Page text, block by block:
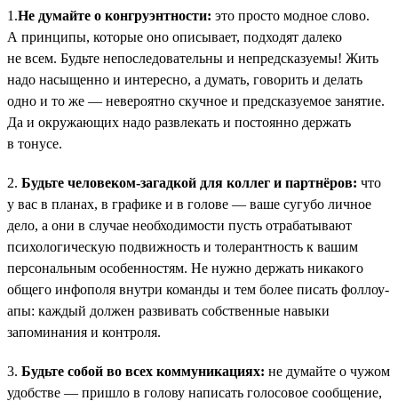
1.Не думайте о конгруэнтности: это просто модное слово.
А принципы, которые оно описывает, подходят далеко
не всем. Будьте непоследовательны и непредсказуемы! Жить
надо насыщенно и интересно, а думать, говорить и делать
одно и то же — невероятно скучное и предсказуемое занятие.
Да и окружающих надо развлекать и постоянно держать
в тонусе.
2. Будьте человеком-загадкой для коллег и партнёров: что
у вас в планах, в графике и в голове — ваше сугубо личное
дело, а они в случае необходимости пусть отрабатывают
психологическую подвижность и толерантность к вашим
персональным особенностям. Не нужно держать никакого
общего инфополя внутри команды и тем более писать фоллоу-
апы: каждый должен развивать собственные навыки
запоминания и контроля.
3. Будьте собой во всех коммуникациях: не думайте о чужом
удобстве — пришло в голову написать голосовое сообщение,